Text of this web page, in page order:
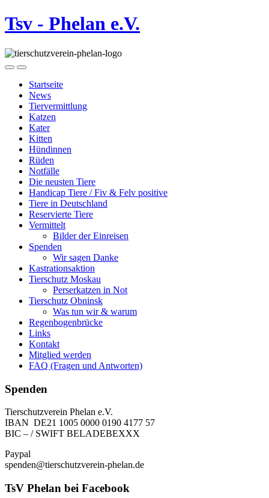
Tsv - Phelan e.V.
Startseite
News
Tiervermittlung
Katzen
Kater
Kitten
Hündinnen
Rüden
Notfälle
Die neusten Tiere
Handicap Tiere / Fiv & Felv positive
Tiere in Deutschland
Reservierte Tiere
Vermittelt
Bilder der Einreisen
Spenden
Wir sagen Danke
Kastrationsaktion
Tierschutz Moskau
Perserkatzen in Not
Tierschutz Obninsk
Was tun wir & warum
Regenbogenbrücke
Links
Kontakt
Mitglied werden
FAQ (Fragen und Antworten)
Spenden
Tierschutzverein Phelan e.V.
IBAN DE21 1005 0000 0190 4177 57
BIC – / SWIFT BELADEBEXXX
Paypal
spenden@tierschutzverein-phelan.de
TsV Phelan bei Facebook